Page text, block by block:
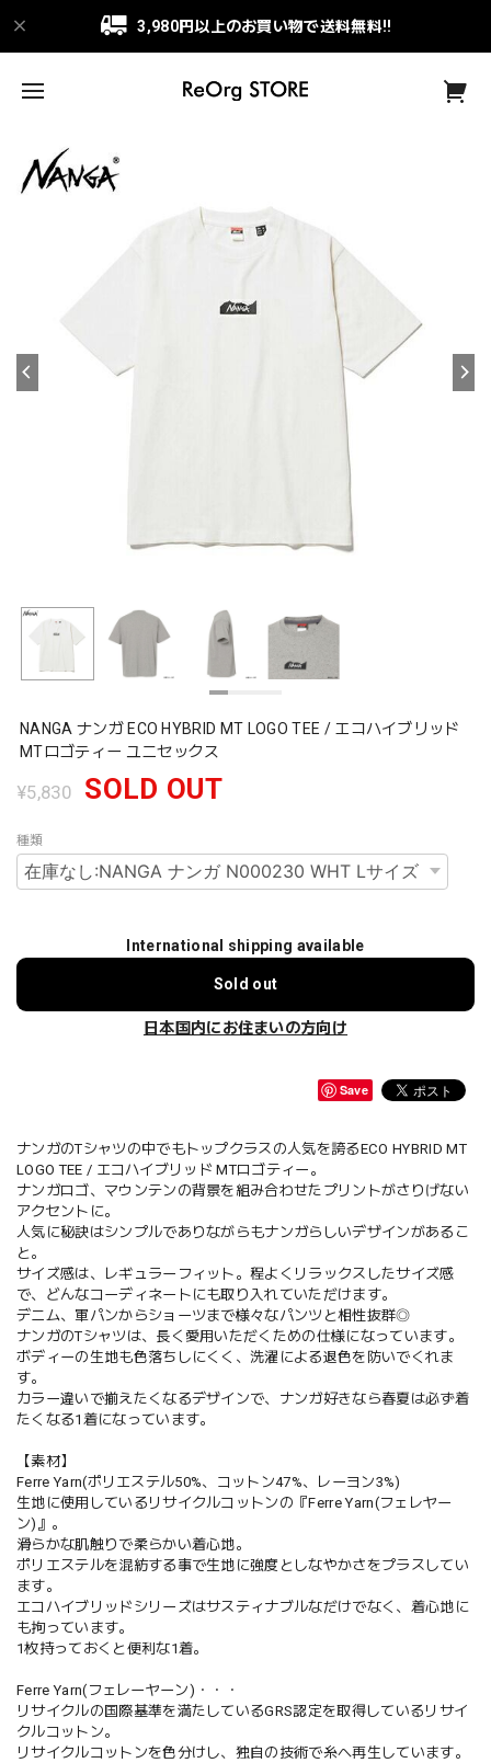
3,980円以上のお買い物で送料無料!!
NANGA ナンガ ECO HYBRID MT LOGO TEE / エコハイブリッド
MTロゴティー ユニセックス
¥5,830 SOLD OUT
種類
International shipping available
Sold out
日本国内にお住まいの方向け
Save
ナンガのTシャツの中でもトップクラスの人気を誇るECO HYBRID MT
LOGO TEE / エコハイブリッド MTロゴティー。
ナンガロゴ、マウンテンの背景を組み合わせたプリントがさりげない
アクセントに。
人気に秘訣はシンプルでありながらもナンガらしいデザインがあるこ
と。
サイズ感は、レギュラーフィット。程よくリラックスしたサイズ感
で、どんなコーディネートにも取り入れていただけます。
デニム、軍パンからショーツまで様々なパンツと相性抜群◎
ナンガのTシャツは、長く愛用いただくための仕様になっています。
ボディーの生地も色落ちしにくく、洗濯による退色を防いでくれま
す。
カラー違いで揃えたくなるデザインで、ナンガ好きなら春夏は必ず着
たくなる1着になっています。
【素材】
Ferre Yarn(ポリエステル50%、コットン47%、レーヨン3%)
生地に使用しているリサイクルコットンの『Ferre Yarn(フェレヤー
ン)』。
滑らかな肌触りで柔らかい着心地。
ポリエステルを混紡する事で生地に強度としなやかさをプラスしてい
ます。
エコハイブリッドシリーズはサスティナブルなだけでなく、着心地に
も拘っています。
1枚持っておくと便利な1着。
Ferre Yarn(フェレーヤーン)・・・
リサイクルの国際基準を満たしているGRS認定を取得しているリサイ
クルコットン。
リサイクルコットンを色分けし、独自の技術で糸へ再生しています。